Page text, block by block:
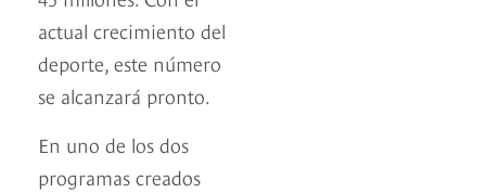
actual crecimiento del
deporte, este número
se alcanzará pronto.
En uno de los dos
programas creados